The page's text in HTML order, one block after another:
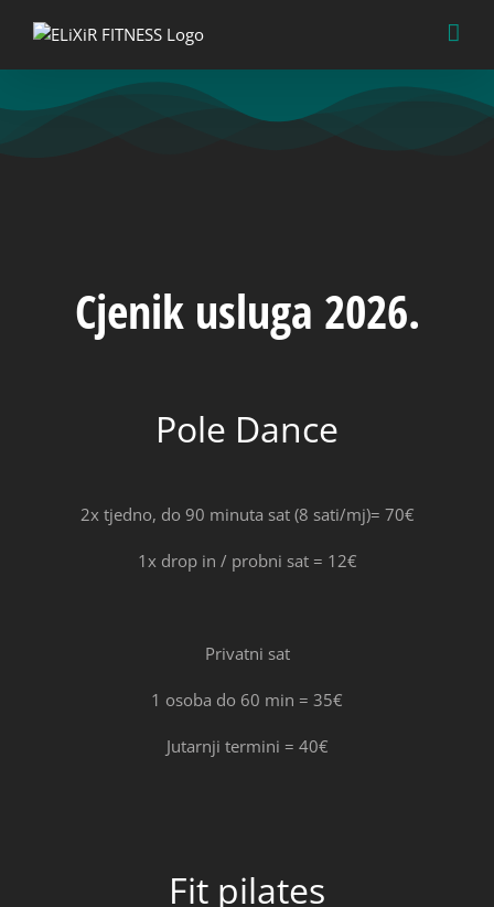
Cjenik usluga 2026.
Pole Dance
2x tjedno, do 90 minuta sat (8 sati/mj)= 70€
1x drop in / probni sat = 12€
Privatni sat
1 osoba do 60 min = 35€
Jutarnji termini = 40€
Fit pilates